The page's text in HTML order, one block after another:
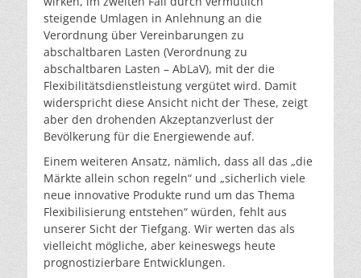
steigende Umlagen in Anlehnung an die
Verordnung über Vereinbarungen zu
abschaltbaren Lasten (Verordnung zu
abschaltbaren Lasten – AbLaV), mit der die
Flexibilitätsdienstleistung vergütet wird. Damit
widerspricht diese Ansicht nicht der These, zeigt
aber den drohenden Akzeptanzverlust der
Bevölkerung für die Energiewende auf.
Einem weiteren Ansatz, nämlich, dass all das „die
Märkte allein schon regeln“ und „sicherlich viele
neue innovative Produkte rund um das Thema
Flexibilisierung entstehen“ würden, fehlt aus
unserer Sicht der Tiefgang. Wir werten das als
vielleicht mögliche, aber keineswegs heute
prognostizierbare Entwicklungen.